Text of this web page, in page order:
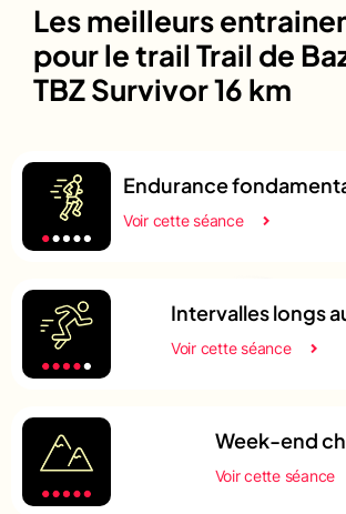
Les meilleurs
pour le trail Trail de
TBZ Survivor 16 km
Endurance
Voir cette séance
Intervalles longs
Voir cette séance
Week-end
Voir cette séance